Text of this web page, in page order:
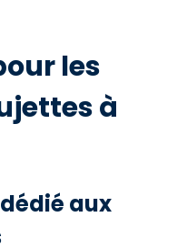
les
à
aux